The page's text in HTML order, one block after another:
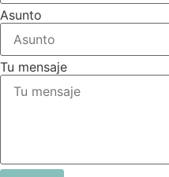
Asunto
Tu mensaje